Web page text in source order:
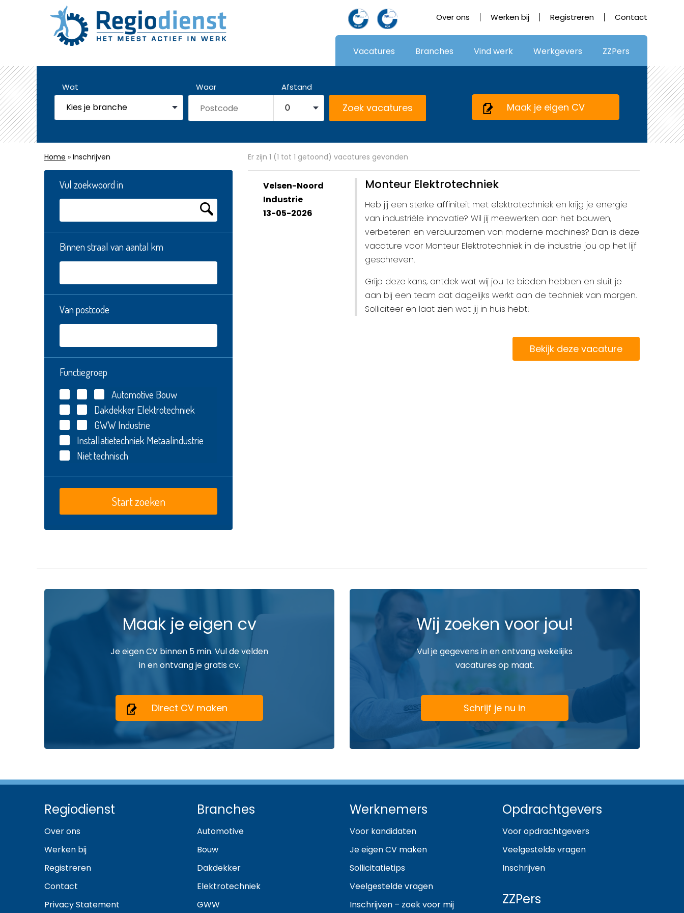
Over ons Werken bij Registreren Contact
Vacatures Branches Vind werk Werkgevers ZZPers
Wat Waar Afstand
Maak je eigen CV
Home » Inschrijven Er zijn 1 (1 tot 1 getoond) vacatures gevonden
Vul zoekwoord in
Binnen straal van aantal km
Van postcode
Functiegroep
Automotive Bouw
DakdekkerElektrotechniek
GWWIndustrie
Installatietechniek Metaalindustrie
Niet technisch
Velsen-Noord
Industrie
13-05-2026
Monteur Elektrotechniek
Heb jij een sterke affiniteit met elektrotechniek en krijg je energie
van industriële innovatie? Wil jij meewerken aan het bouwen,
verbeteren en verduurzamen van moderne machines? Dan is deze
vacature voor Monteur Elektrotechniek in de industrie jou op het lijf
geschreven.
Grijp deze kans, ontdek wat wij jou te bieden hebben en sluit je
aan bij een team dat dagelijks werkt aan de techniek van morgen.
Solliciteer en laat zien wat jij in huis hebt!
Bekijk deze vacature
Maak je eigen cv
Je eigen CV binnen 5 min. Vul de velden
in en ontvang je gratis cv.
Direct CV maken
Wij zoeken voor jou!
Vul je gegevens in en ontvang wekelijks
vacatures op maat.
Schrijf je nu in
Regiodienst
Over ons
Werken bij
Registreren
Contact
Privacy Statement
Branches
Automotive
Bouw
Dakdekker
Elektrotechniek
GWW
Werknemers
Voor kandidaten
Je eigen CV maken
Sollicitatietips
Veelgestelde vragen
Inschrijven – zoek voor mij
Opdrachtgevers
Voor opdrachtgevers
Veelgestelde vragen
Inschrijven
ZZPers